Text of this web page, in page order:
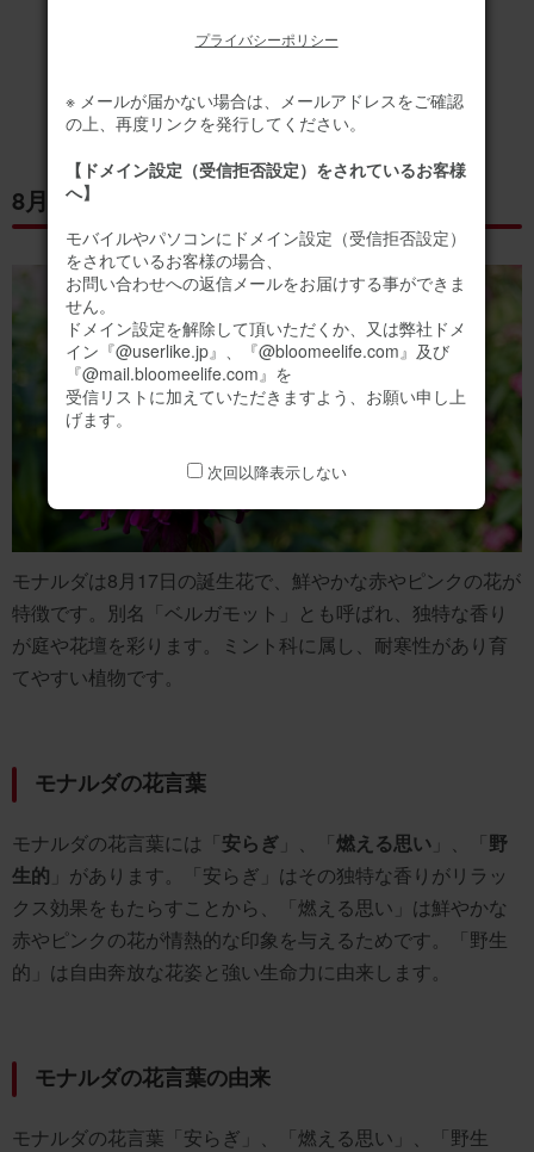
誕生日にオススメの
8月17日の誕生花「モナルダ」
モナルダは8月17日の誕生花で、鮮やかな赤やピンクの花が
特徴です。別名「ベルガモット」とも呼ばれ、独特な香り
が庭や花壇を彩ります。ミント科に属し、耐寒性があり育
てやすい植物です。
モナルダの花言葉
モナルダの花言葉には「安らぎ 」、「燃える思い 」、「野
生的 」があります。「安らぎ」はその独特な香りがリラッ
クス効果をもたらすことから、「燃える思い」は鮮やかな
赤やピンクの花が情熱的な印象を与えるためです。「野生
的」は自由奔放な花姿と強い生命力に由来します。
モナルダの花言葉の由来
モナルダの花言葉「安らぎ」、「燃える思い」、「野生
プライバシーポリシー
※ メールが届かない場合は、メールアドレスをご確認
の上、再度リンクを発行してください。
【ドメイン設定（受信拒否設定）をされているお客様
へ】
モバイルやパソコンにドメイン設定（受信拒否設定）
をされているお客様の場合、
お問い合わせへの返信メールをお届けする事ができま
せん。
ドメイン設定を解除して頂いただくか、又は弊社ドメ
イン『@userlike.jp』、『@bloomeelife.com』及び
『@mail.bloomeelife.com』を
受信リストに加えていただきますよう、お願い申し上
げます。
次回以降表示しない